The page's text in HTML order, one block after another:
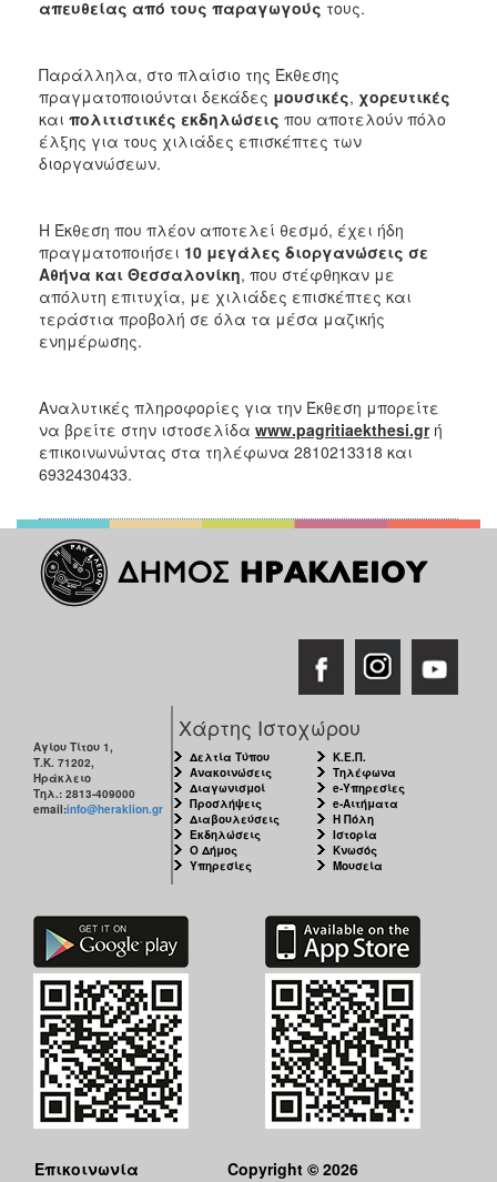
απευθείας από τους παραγωγούς τους.
Παράλληλα, στο πλαίσιο της Έκθεσης
πραγματοποιούνται δεκάδες μουσικές, χορευτικές
και πολιτιστικές εκδηλώσεις που αποτελούν πόλο
έλξης για τους χιλιάδες επισκέπτες των
διοργανώσεων.
Η Έκθεση που πλέον αποτελεί θεσμό, έχει ήδη
πραγματοποιήσει 10 μεγάλες διοργανώσεις σε
Αθήνα και Θεσσαλονίκη, που στέφθηκαν με
απόλυτη επιτυχία, με χιλιάδες επισκέπτες και
τεράστια προβολή σε όλα τα μέσα μαζικής
ενημέρωσης.
Αναλυτικές πληροφορίες για την Έκθεση μπορείτε
να βρείτε στην ιστοσελίδα www.pagritiaekthesi.grή
επικοινωνώντας στα τηλέφωνα 2810213318 και
6932430433.
Αγίου Τίτου 1,
Τ.Κ. 71202,
Ηράκλειο
Τηλ.: 2813-409000
email:info@heraklion.gr
Χάρτης Ιστοχώρου
Δελτία Τύπου
Ανακοινώσεις
Διαγωνισμοί
Προσλήψεις
Διαβουλεύσεις
Εκδηλώσεις
Ο Δήμος
Υπηρεσίες
Κ.Ε.Π.
Τηλέφωνα
e-Υπηρεσίες
e-Αιτήματα
Η Πόλη
Ιστορία
Κνωσός
Μουσεία
Επικοινωνία Copyright © 2026